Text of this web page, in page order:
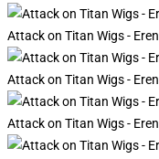
Attack on Titan Wigs -
Attack on Titan Wigs -
Attack on Titan Wigs -